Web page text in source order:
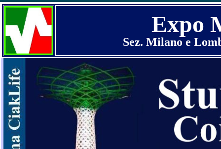
Expo
Sez. Milano e